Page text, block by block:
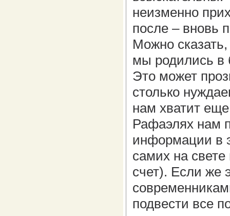
неизменно
после – вновь
Можно
мы родились в
Это может
столько
нам хватит еще
Рафаэлях нам
информации в
самих на
счет). Если же
подвести все